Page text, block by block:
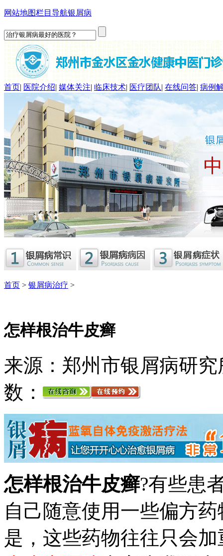
网站地图栏目导航银屑病
首页| 医院介绍| 媒体关注| 临床技术| 医疗团队| 在线问答| 病例
首页 > 银屑病治疗 >
怎样根治牛皮癣
来源：郑州市银屑病研究
数：
怎样根治牛皮癣?有些患
自己随意使用一些偏方
是，这些药物往往只会